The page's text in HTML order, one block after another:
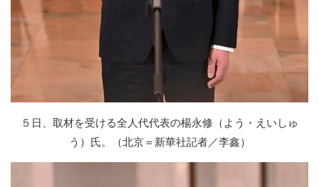
５日、取材を受ける全人代代表の楊永修（よう・えいしゅ
う）氏。（北京＝新華社記者／李鑫）